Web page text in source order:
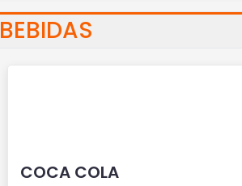
BEBIDAS
COCA COLA